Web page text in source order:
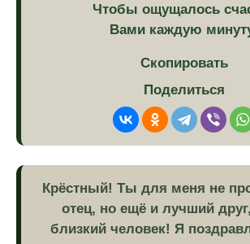
Чтобы ощущалось
Вами каждую
Скопировать
Поделиться
Крёстный! Ты для меня не
отец, но ещё и лучший
близкий человек! Я